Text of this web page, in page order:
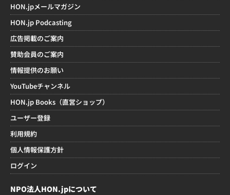
HON.jpメールマガジン
HON.jp Podcasting
広告掲載のご案内
賛助会員のご案内
情報提供のお願い
YouTubeチャンネル
HON.jp Books（直営ショップ）
ユーザー登録
利用規約
個人情報保護方針
ログイン
NPO法人HON.jpについて